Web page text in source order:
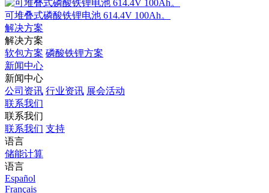
可堆叠式磷酸铁锂电池 614.4V 100Ah。
解决方案
解决方案
软包方案 磷酸铁锂方案
新闻中心
新闻中心
公司资讯 行业资讯 展会活动
联系我们
联系我们
联系我们 支持
语言
储能计算
语言
Español
Français